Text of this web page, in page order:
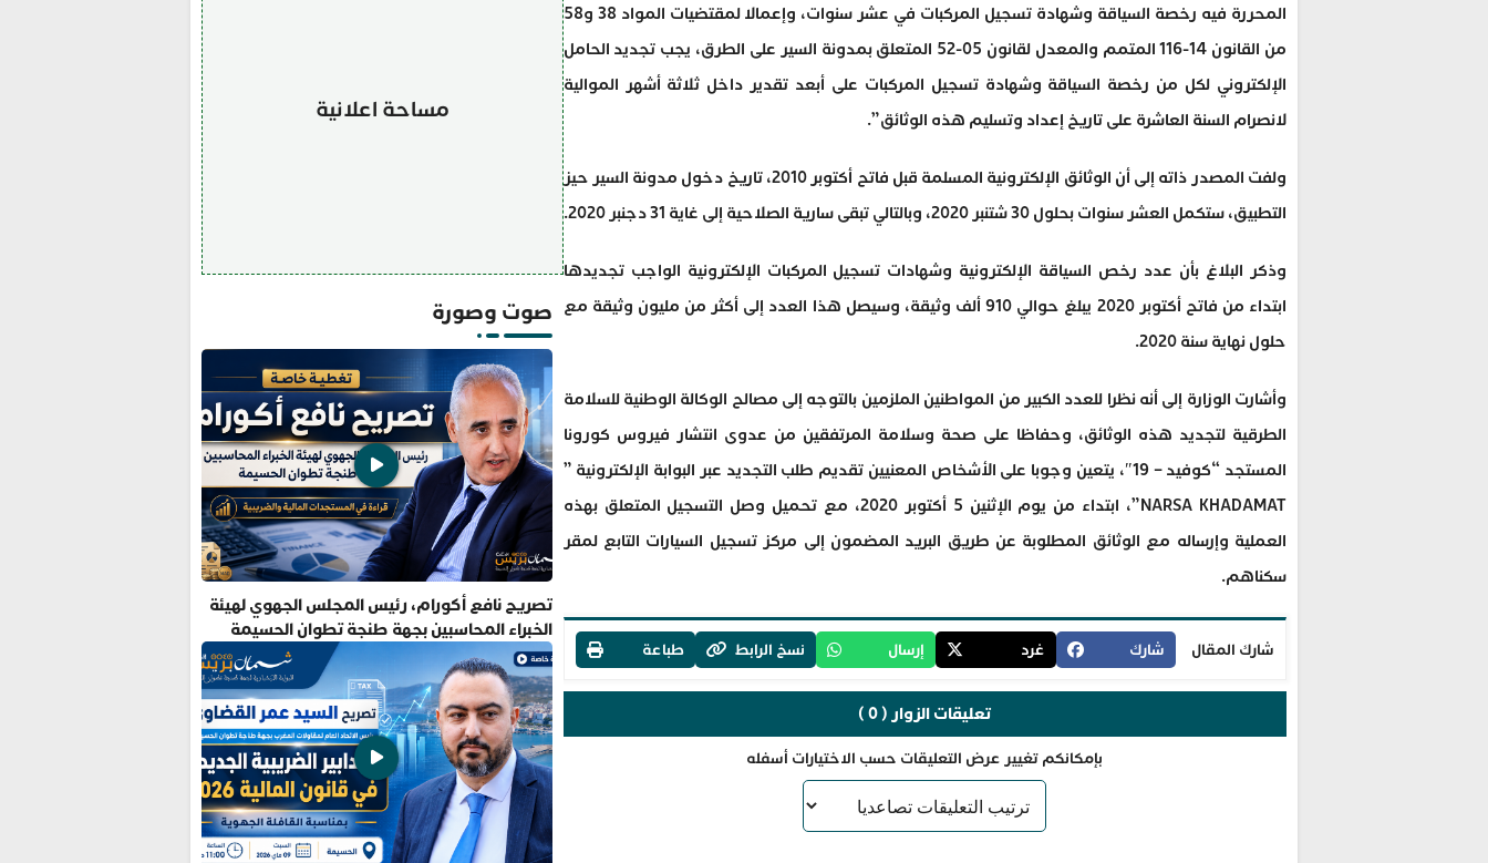
المحررة فيه رخصة السياقة وشهادة تسجيل المركبات في عشر سنوات، وإعمالا لمقتضيات المواد 38 و58
من القانون 14-116 المتمم والمعدل لقانون 05-52 المتعلق بمدونة السير على الطرق، يجب تجديد الحامل
الإلكتروني لكل من رخصة السياقة وشهادة تسجيل المركبات على أبعد تقدير داخل ثلاثة أشهر الموالية
لانصرام السنة العاشرة على تاريخ إعداد وتسليم هذه الوثائق”.
ولفت المصدر ذاته إلى أن الوثائق الإلكترونية المسلمة قبل فاتح أكتوبر 2010، تاريخ دخول مدونة السير حيز
التطبيق، ستكمل العشر سنوات بحلول 30 شتنبر 2020، وبالتالي تبقى سارية الصلاحية إلى غاية 31 دجنبر 2020.
وذكر البلاغ بأن عدد رخص السياقة الإلكترونية وشهادات تسجيل المركبات الإلكترونية الواجب تجديدها
ابتداء من فاتح أكتوبر 2020 يبلغ حوالي 910 ألف وثيقة، وسيصل هذا العدد إلى أكثر من مليون وثيقة مع
حلول نهاية سنة 2020.
وأشارت الوزارة إلى أنه نظرا للعدد الكبير من المواطنين الملزمين بالتوجه إلى مصالح الوكالة الوطنية للسلامة
الطرقية لتجديد هذه الوثائق، وحفاظا على صحة وسلامة المرتفقين من عدوى انتشار فيروس كورونا
المستجد “كوفيد – 19″، يتعين وجوبا على الأشخاص المعنيين تقديم طلب التجديد عبر البوابة الإلكترونية ”
NARSA KHADAMAT”، ابتداء من يوم الإثنين 5 أكتوبر 2020، مع تحميل وصل التسجيل المتعلق بهذه
العملية وإرساله مع الوثائق المطلوبة عن طريق البريد المضمون إلى مركز تسجيل السيارات التابع لمقر
سكناهم.
شارك المقال شارك غرد إرسال نسخ الرابط طباعة
تعليقات الزوار ( 0 )
بإمكانكم تغيير عرض التعليقات حسب الاختيارات أسفله
مساحة اعلانية
صوت وصورة
تصريح نافع أكورام، رئيس المجلس الجهوي لهيئة
الخبراء المحاسبين بجهة طنجة تطوان الحسيمة